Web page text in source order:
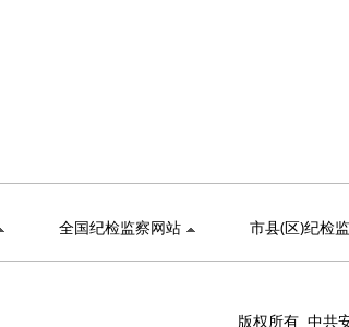
全国纪检监察网站 市县(区)纪检
版权所有 中共